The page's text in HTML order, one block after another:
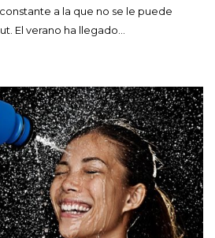
a la que no se le puede
El verano ha llegado…